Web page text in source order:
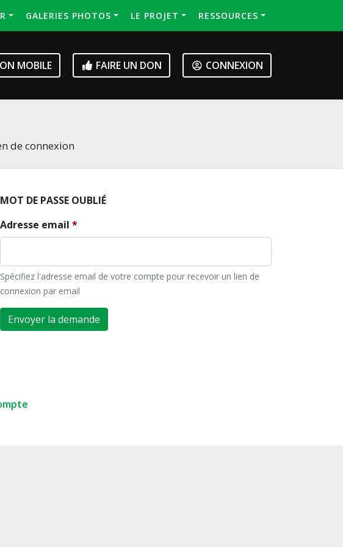
GALERIES PHOTOS LE PROJET RESSOURCES
MOBILE FAIRE UN DON CONNEXION
de connexion
MOT DE PASSE OUBLIÉ
Adresse email
Spécifiez l'adresse email de votre compte pour recevoir un lien de
connexion par email
Envoyer la demande